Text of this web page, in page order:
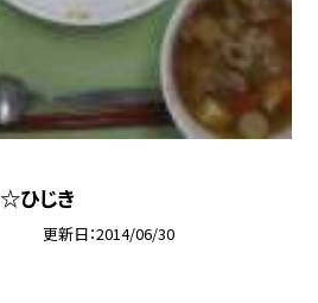
ひじき
更新日 2014/06/30